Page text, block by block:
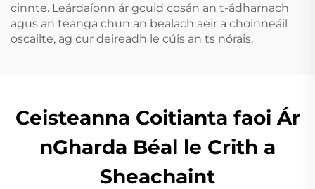
cinnte. Leárdaíonn ár gcuid cosán an t-ádharnach
agus an teanga chun an bealach aeir a choinneáil
oscailte, ag cur deireadh le cúis an ts nórais.
Ceisteanna Coitianta faoi Ár
nGharda Béal le Crith a
Sheachaint